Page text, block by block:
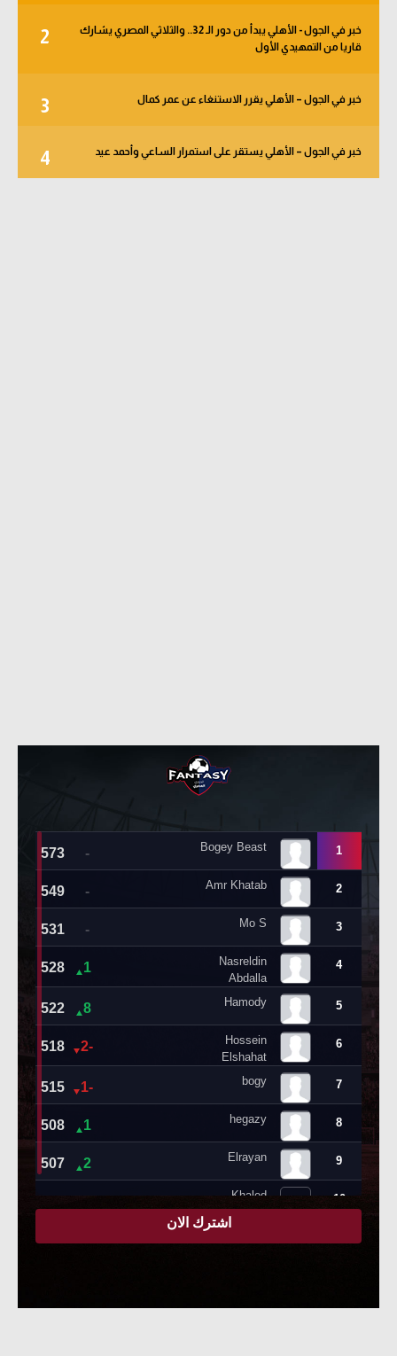
2
خبر في الجول - الأهلي يبدأ من دور الـ 32.. والثلاثي المصري يشارك
قاريا من التمهيدي الأول
3 خبر في الجول – الأهلي يقرر الاستنغاء عن عمر كمال
4 خبر في الجول – الأهلي يستقر على استمرار الساعي وأحمد عيد